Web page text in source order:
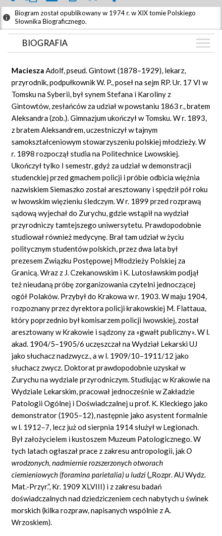
Biogram został opublikowany w 1974 r. w XIX tomie Polskiego
Słownika Biograficznego.
BIOGRAFIA
ZDJĘCIA (2)
GRAF POWIĄZAŃ
DYSKUSJA
Mapa
MacieszaAdolf, pseud. Gintowt (1878–1929), lekarz,
przyrodnik, podpułkownik W. P., poseł na sejm RP. Ur. 17 VI w
Tomsku na Syberii, był synem Stefana i Karoliny z
Gintowtów, zesłańców za udział w powstaniu 1863 r., bratem
Aleksandra (zob.). Gimnazjum ukończył w Tomsku. W r. 1893,
z bratem Aleksandrem, uczestniczył w tajnym
samokształceniowym stowarzyszeniu polskiej młodzieży. W
r. 1898 rozpoczął studia na Politechnice Lwowskiej.
Ukończył tylko I semestr, gdyż za udział w demonstracji
studenckiej przed gmachem policji i próbie odbicia więźnia
nazwiskiem Siemaszko został aresztowany i spędził pół roku
w lwowskim więzieniu śledczym. W r. 1899 przed rozprawą
sądową wyjechał do Zurychu, gdzie wstąpił na wydział
przyrodniczy tamtejszego uniwersytetu. Prawdopodobnie
studiował również medycynę. Brał tam udział w życiu
politycznym studentów polskich, przez dwa lata był
prezesem Związku Postępowej Młodzieży Polskiej za
Granicą. Wraz z J. Czekanowskim i K. Lutosławskim podjął
też nieudaną próbę zorganizowania czytelni jednoczącej
ogół Polaków. Przybył do Krakowa w r. 1903. W maju 1904,
rozpoznany przez dyrektora policji krakowskiej M. Flattaua,
który poprzednio był komisarzem policji lwowskiej, został
aresztowany w Krakowie i sądzony za «gwałt publiczny». W l.
akad. 1904/5–1905/6 uczęszczał na Wydział Lekarski UJ
jako słuchacz nadzwycz., a w l. 1909/10–1911/12 jako
słuchacz zwycz. Doktorat prawdopodobnie uzyskał w
Zurychu na wydziale przyrodniczym. Studiując w Krakowie na
Wydziale Lekarskim, pracował jednocześnie w Zakładzie
Patologii Ogólnej i Doświadczalnej u prof. K. Kleckiego jako
demonstrator (1905–12), następnie jako asystent formalnie
w l. 1912–7, lecz już od sierpnia 1914 służył w Legionach.
Był założycielem i kustoszem Muzeum Patologicznego. W
tych latach ogłaszał prace z zakresu antropologii, jakO
wrodzonych, nadmiernie rozszerzonych otworach
ciemieniowych (foramina parietalia) u ludzi(„Rozpr. AU Wydz.
Mat.-Przyr.”, Kr. 1909 XLVIII) i z zakresu badań
doświadczalnych nad dziedziczeniem cech nabytych u świnek
morskich (kilka rozpraw, napisanych wspólnie z A.
Wrzoskiem).